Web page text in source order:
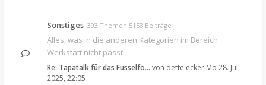
Sonstiges 393 Themen 5153 Beiträge
Alles, was in die anderen Kategorien im Bereich
Werkstatt nicht passt
Re: Tapatalk für das Fusselfo… von dette ecker Mo 28. Jul
2025, 22:05